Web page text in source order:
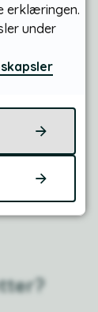
erklæringen.
under